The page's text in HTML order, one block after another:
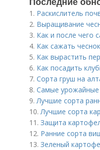
1. Раскислитель
2. Выращивание
3. Как и после чего
4. Как сажать
5. Как вырастить
6. Как посадить
7. Сорта груш на
8. Самые урожайные
9.Лучшие сорта
10.Лучшие сорта
11. Защита
12. Ранние сорта
13. Зеленый